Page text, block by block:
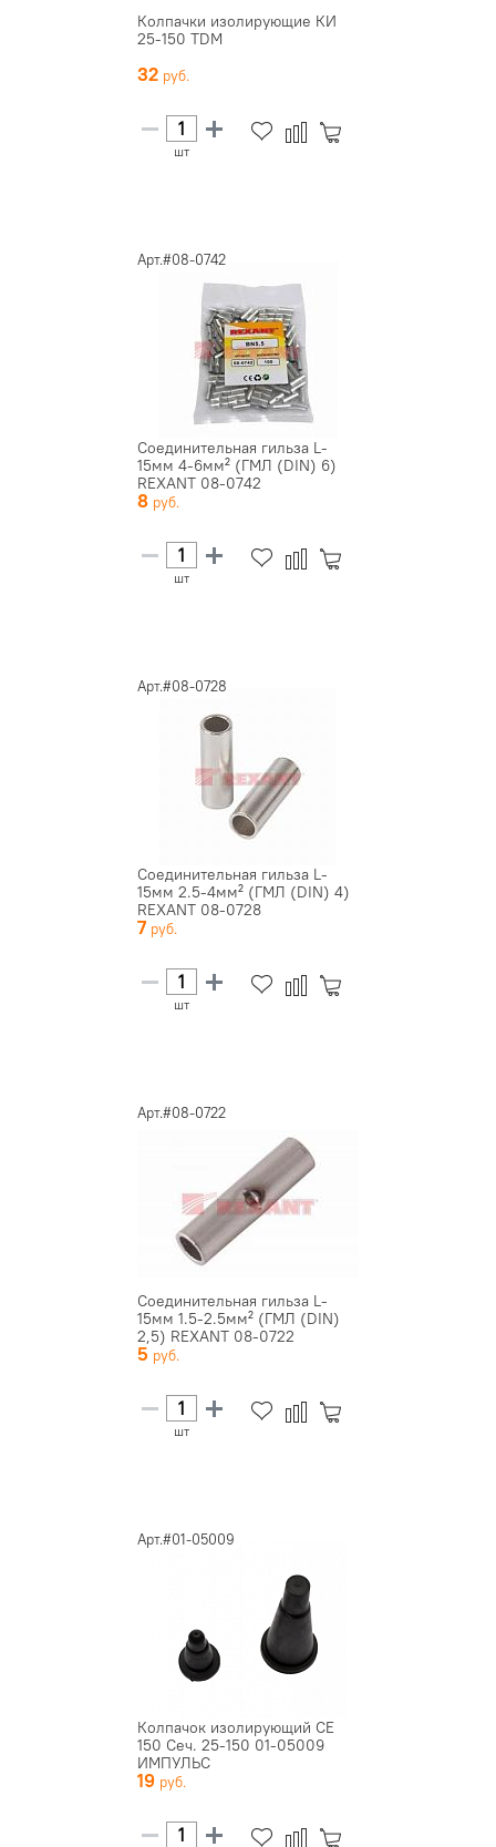
Колпачки изолирующие КИ
25-150 TDM
32
шт
Арт.#08-0742
Соединительная гильза L-
15мм 4-6мм² (ГМЛ (DIN) 6)
REXANT 08-0742
8
шт
Арт.#08-0728
Соединительная гильза L-
15мм 2.5-4мм² (ГМЛ (DIN) 4)
REXANT 08-0728
7
шт
Арт.#08-0722
Соединительная гильза L-
15мм 1.5-2.5мм² (ГМЛ (DIN)
2,5) REXANT 08-0722
5
шт
Арт.#01-05009
Колпачок изолирующий СЕ
150 Сеч. 25-150 01-05009
ИМПУЛЬС
19